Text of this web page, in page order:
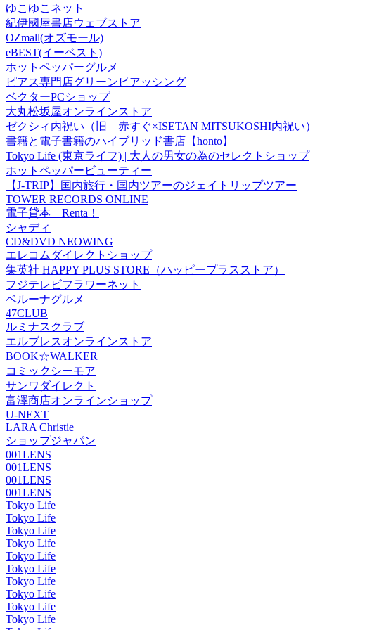
ゆこゆこネット
紀伊國屋書店ウェブストア
OZmall(オズモール)
eBEST(イーベスト)
ホットペッパーグルメ
ピアス専門店グリーンピアッシング
ベクターPCショップ
大丸松坂屋オンラインストア
ゼクシィ内祝い（旧 赤すぐ×ISETAN MITSUKOSHI内祝い）
書籍と電子書籍のハイブリッド書店【honto】
Tokyo Life (東京ライフ) | 大人の男女の為のセレクトショップ
ホットペッパービューティー
【J-TRIP】国内旅行・国内ツアーのジェイトリップツアー
TOWER RECORDS ONLINE
電子貸本 Renta！
シャディ
CD&DVD NEOWING
エレコムダイレクトショップ
集英社 HAPPY PLUS STORE（ハッピープラスストア）
フジテレビフラワーネット
ベルーナグルメ
47CLUB
ルミナスクラブ
エルブレスオンラインストア
BOOK☆WALKER
コミックシーモア
サンワダイレクト
富澤商店オンラインショップ
U-NEXT
LARA Christie
ショップジャパン
001LENS
001LENS
001LENS
001LENS
Tokyo Life
Tokyo Life
Tokyo Life
Tokyo Life
Tokyo Life
Tokyo Life
Tokyo Life
Tokyo Life
Tokyo Life
Tokyo Life